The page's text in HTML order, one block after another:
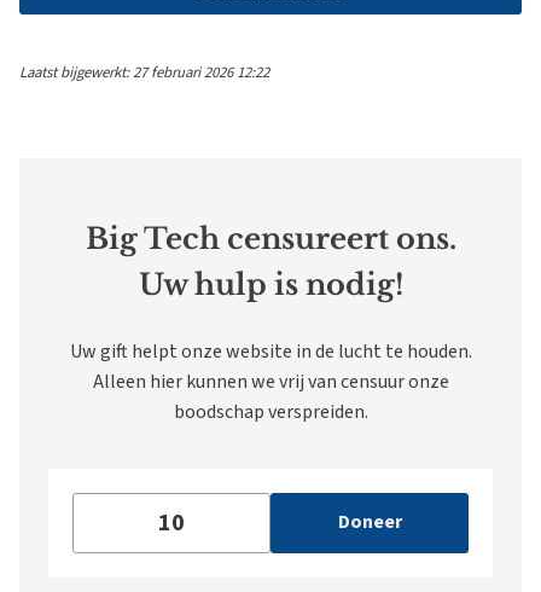
Laatst bijgewerkt: 27 februari 2026 12:22
Big Tech censureert ons.
Uw hulp is nodig!
Uw gift helpt onze website in de lucht te houden.
Alleen hier kunnen we vrij van censuur onze
boodschap verspreiden.
Doneer